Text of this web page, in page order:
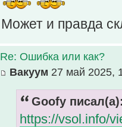
Может и правда
Re: Ошибка или как?
Вакуум 27 май 2025,
Goofy
https://vsol.info/